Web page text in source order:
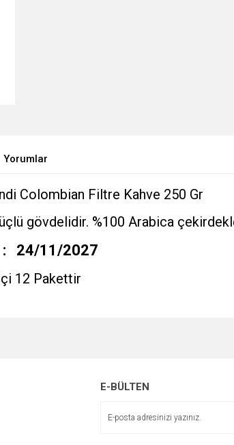
Yorumlar
Colombian Filtre Kahve 250 Gr
gövdelidir. %100 Arabica
: 24/11/2027
12 Pakettir
E-BÜLTEN